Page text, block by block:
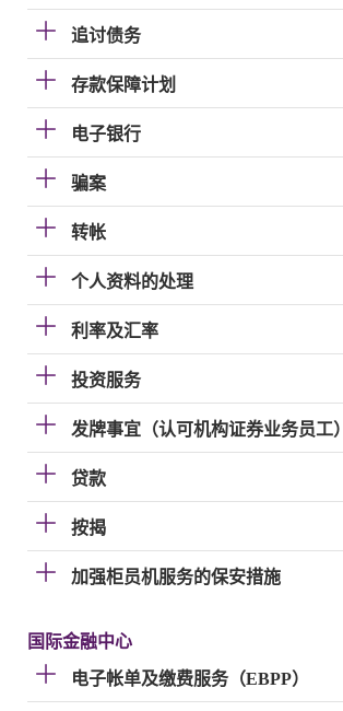
追讨债务
存款保障计划
电子银行
骗案
转帐
个人资料的处理
利率及汇率
投资服务
发牌事宜（认可机构证券业务员工）
贷款
按揭
加强柜员机服务的保安措施
国际金融中心
电子帐单及缴费服务（EBPP）